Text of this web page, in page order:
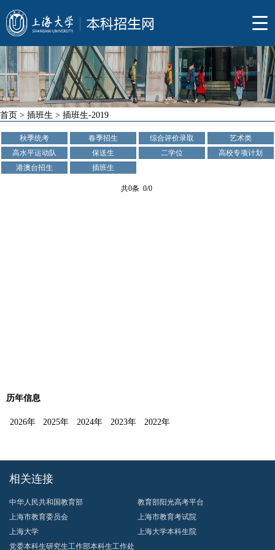
首页 > 插班生 > 插班生-2019
秋季统考 春季招生 综合评价录取
艺术类
高水平运动队
保送生 二学位
高校专项计划
港澳台招生
插班生
共0条 0/0
历年信息
2026年 2025年 2024年 2023年 2022年
相关连接
中华人民共和国教育部
教育部阳光高考平台
上海市教育委员会
上海市教育考试院
上海大学
上海大学本科生院
党委本科生研究生工作部本科生工作处